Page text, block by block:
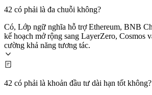
42 có phải là đa chuỗi không?
Có, Lớp ngữ nghĩa hỗ trợ Ethereum, BNB
kế hoạch mở rộng sang LayerZero, Cosmos
cường khả năng tương tác.
42 có phải là khoản đầu tư dài hạn tốt không?